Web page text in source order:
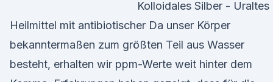
Kolloidales Silber - Uraltes
Heilmittel mit antibiotischer Da unser Körper
bekanntermaßen zum größten Teil aus Wasser
besteht, erhalten wir ppm-Werte weit hinter dem